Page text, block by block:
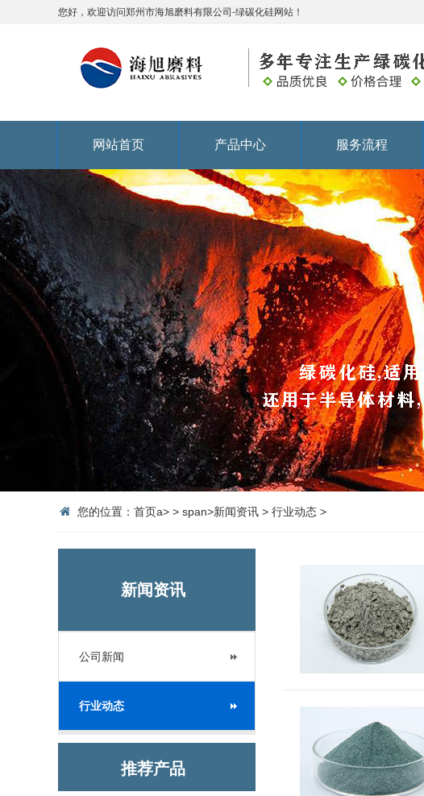
您好，欢迎访问郑州市海旭磨料有限公司-绿碳化硅网站！
网站首页 产品中心 服务流程
您的位置： 首页a> > span>新闻资讯 > 行业动态 >
新闻资讯
公司新闻
行业动态
推荐产品